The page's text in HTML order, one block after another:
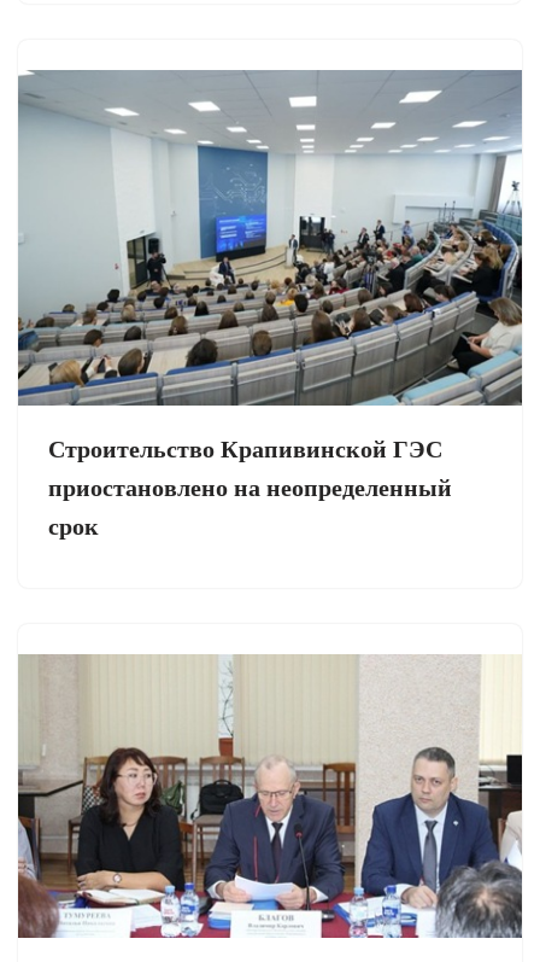
Строительство Крапивинской ГЭС
приостановлено на неопределенный
срок